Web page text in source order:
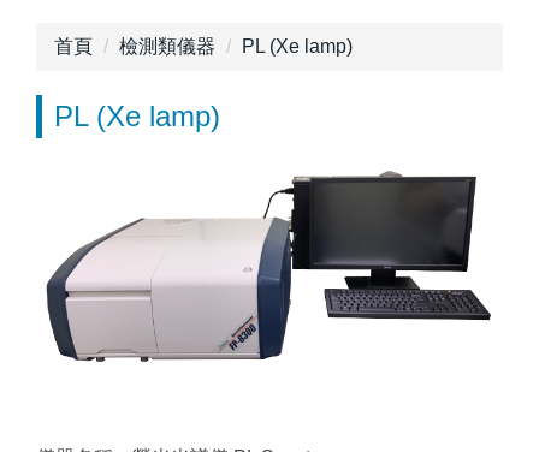
首頁 檢測類儀器 PL (Xe lamp)
PL (Xe lamp)